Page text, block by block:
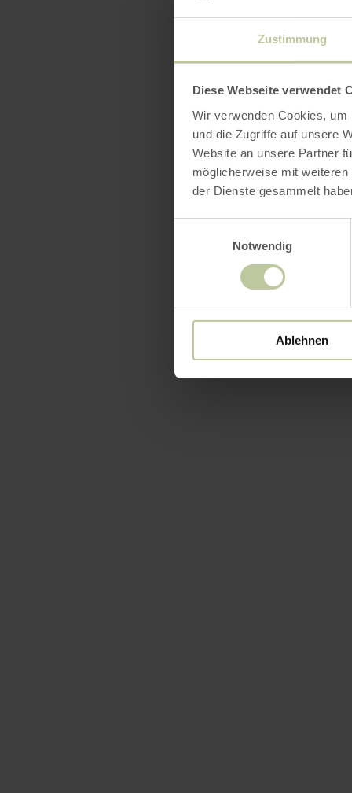
Zustimmung
Diese Webseite verwendet
Wir verwenden Cookies,
und die Zugriffe auf unsere
Website an unsere Partner
möglicherweise mit
der Dienste gesammelt
Notwendig
Ablehnen